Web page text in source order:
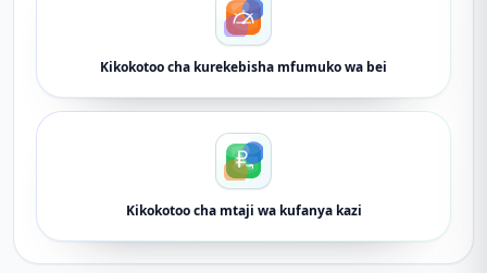
Kikokotoo cha kurekebisha mfumuko wa bei
Kikokotoo cha mtaji wa kufanya kazi